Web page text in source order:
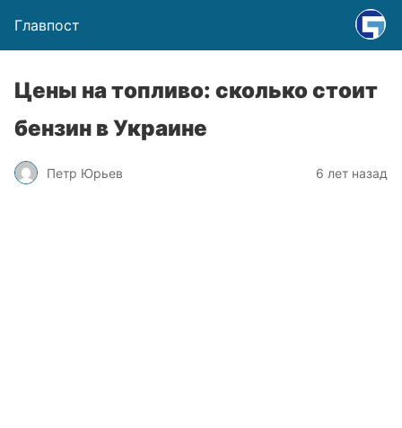
Главпост
Цены на топливо: сколько стоит
бензин в Украине
Петр Юрьев 6 лет назад